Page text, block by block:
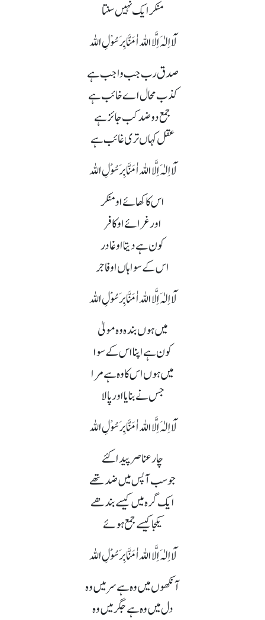
منکر ایک نہیں سنتا
لَآ اِلٰہَ اِلَّا اللہ اٰمَنَّا بِرَسُوْلِ اللہ
صدق رب جب واجب ہے
کذب محال اے خائب ہے
جمع دو ضد کب جائز ہے
عقل کہاں تری غائب ہے
لَآ اِلٰہَ اِلَّا اللہ اٰمَنَّا بِرَسُوْلِ اللہ
اس کا کھائے او منکر
اور غرائے او کافر
کون ہے دیتا او غادر
اس کے سوا ہاں او فاجر
لَآ اِلٰہَ اِلَّا اللہ اٰمَنَّا بِرَسُوْلِ اللہ
میں ہوں بندہ وہ مولیٰ
کون ہے اپنا اس کے سوا
میں ہوں اس کا وہ ہے مرا
جس نے بنایا اور پالا
لَآ اِلٰہَ اِلَّا اللہ اٰمَنَّا بِرَسُوْلِ اللہ
چار عناصر پیدا کئے
جو سب آپس میں ضد تھے
ایک گرہ میں کیسے بندھے
یکجا کیسے جمع ہوئے
لَآ اِلٰہَ اِلَّا اللہ اٰمَنَّا بِرَسُوْلِ اللہ
آنکھوں میں وہ ہے سر میں وہ
دل میں وہ ہے جگر میں وہ